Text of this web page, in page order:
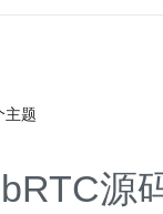
主题
源